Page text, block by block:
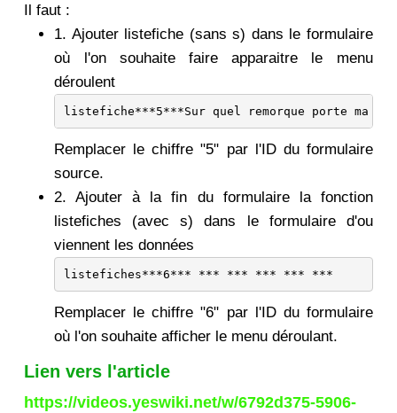
Il faut :
1. Ajouter listefiche (sans s) dans le formulaire
où l'on souhaite faire apparaitre le menu
déroulent
listefiche***5***Sur quel remorque porte
Remplacer le chiffre "5" par l'ID du formulaire
source.
2. Ajouter à la fin du formulaire la fonction
listefiches (avec s) dans le formulaire d'ou
viennent les données
listefiches***6*** *** *** *** *** ***
Remplacer le chiffre "6" par l'ID du formulaire
où l'on souhaite afficher le menu déroulant.
Lien vers l'article
https://videos.yeswiki.net/w/6792d375-5906-